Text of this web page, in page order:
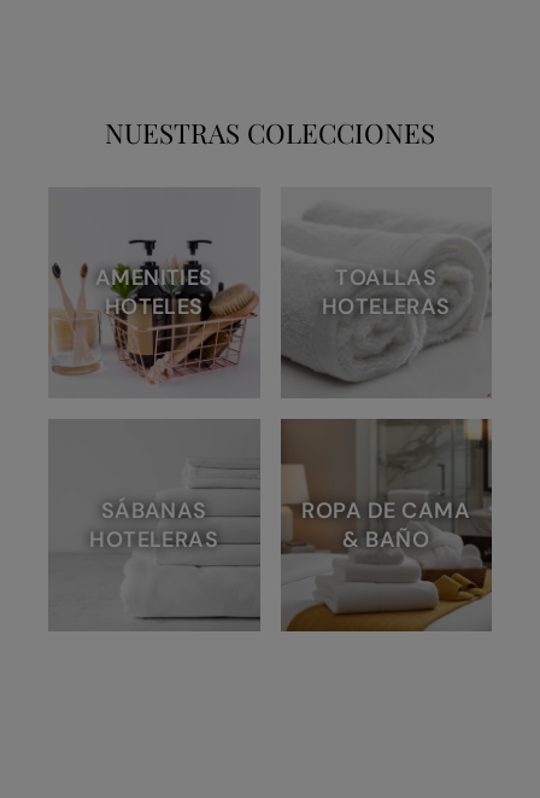
NUESTRAS COLECCIONES
AMENITIES
HOTELES
TOALLAS
HOTELERAS
SÁBANAS
HOTELERAS
ROPA DE CAMA
& BAÑO